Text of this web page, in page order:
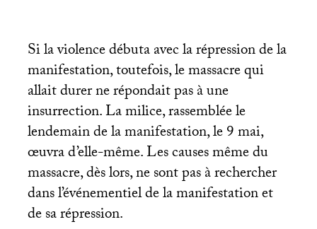
Si la violence débuta avec la répression de la
manifestation, toutefois, le massacre qui
allait durer ne répondait pas à une
insurrection. La milice, rassemblée le
lendemain de la manifestation, le 9 mai,
œuvra d’elle-même. Les causes même du
massacre, dès lors, ne sont pas à rechercher
dans l’événementiel de la manifestation et
de sa répression.